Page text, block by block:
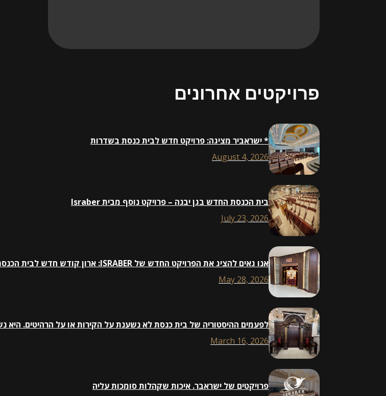
פרויקטים אחרונים
* ישראביר מציגה: פרויקט חדש לבית כנסת בשדרות
August 4, 2026
בית הכנסת החדש בגן יבנה – פרויקט נוסף מבית Israber
July 23, 2026
אנו גאים להציג את הפרויקט החדש של ISRABER: ארון קודש חדש לבית הכנסת חב״ד 770 בעיר שדרות.
May 28, 2026
לפעמים ההיסטוריה של בית כנסת לא נשענת על הקירות או על הרהיטים. היא
March 16, 2026
פרויקטים של ישראבר. איכות שקהלות סומכות עליה